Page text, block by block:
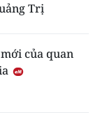
Trị
của quan